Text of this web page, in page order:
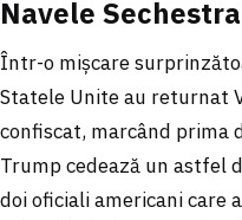
Navele
Într-o mișcare
Statele Unite au returnat
confiscat, marcând prima
Trump cedează un astfel
doi oficiali americani care